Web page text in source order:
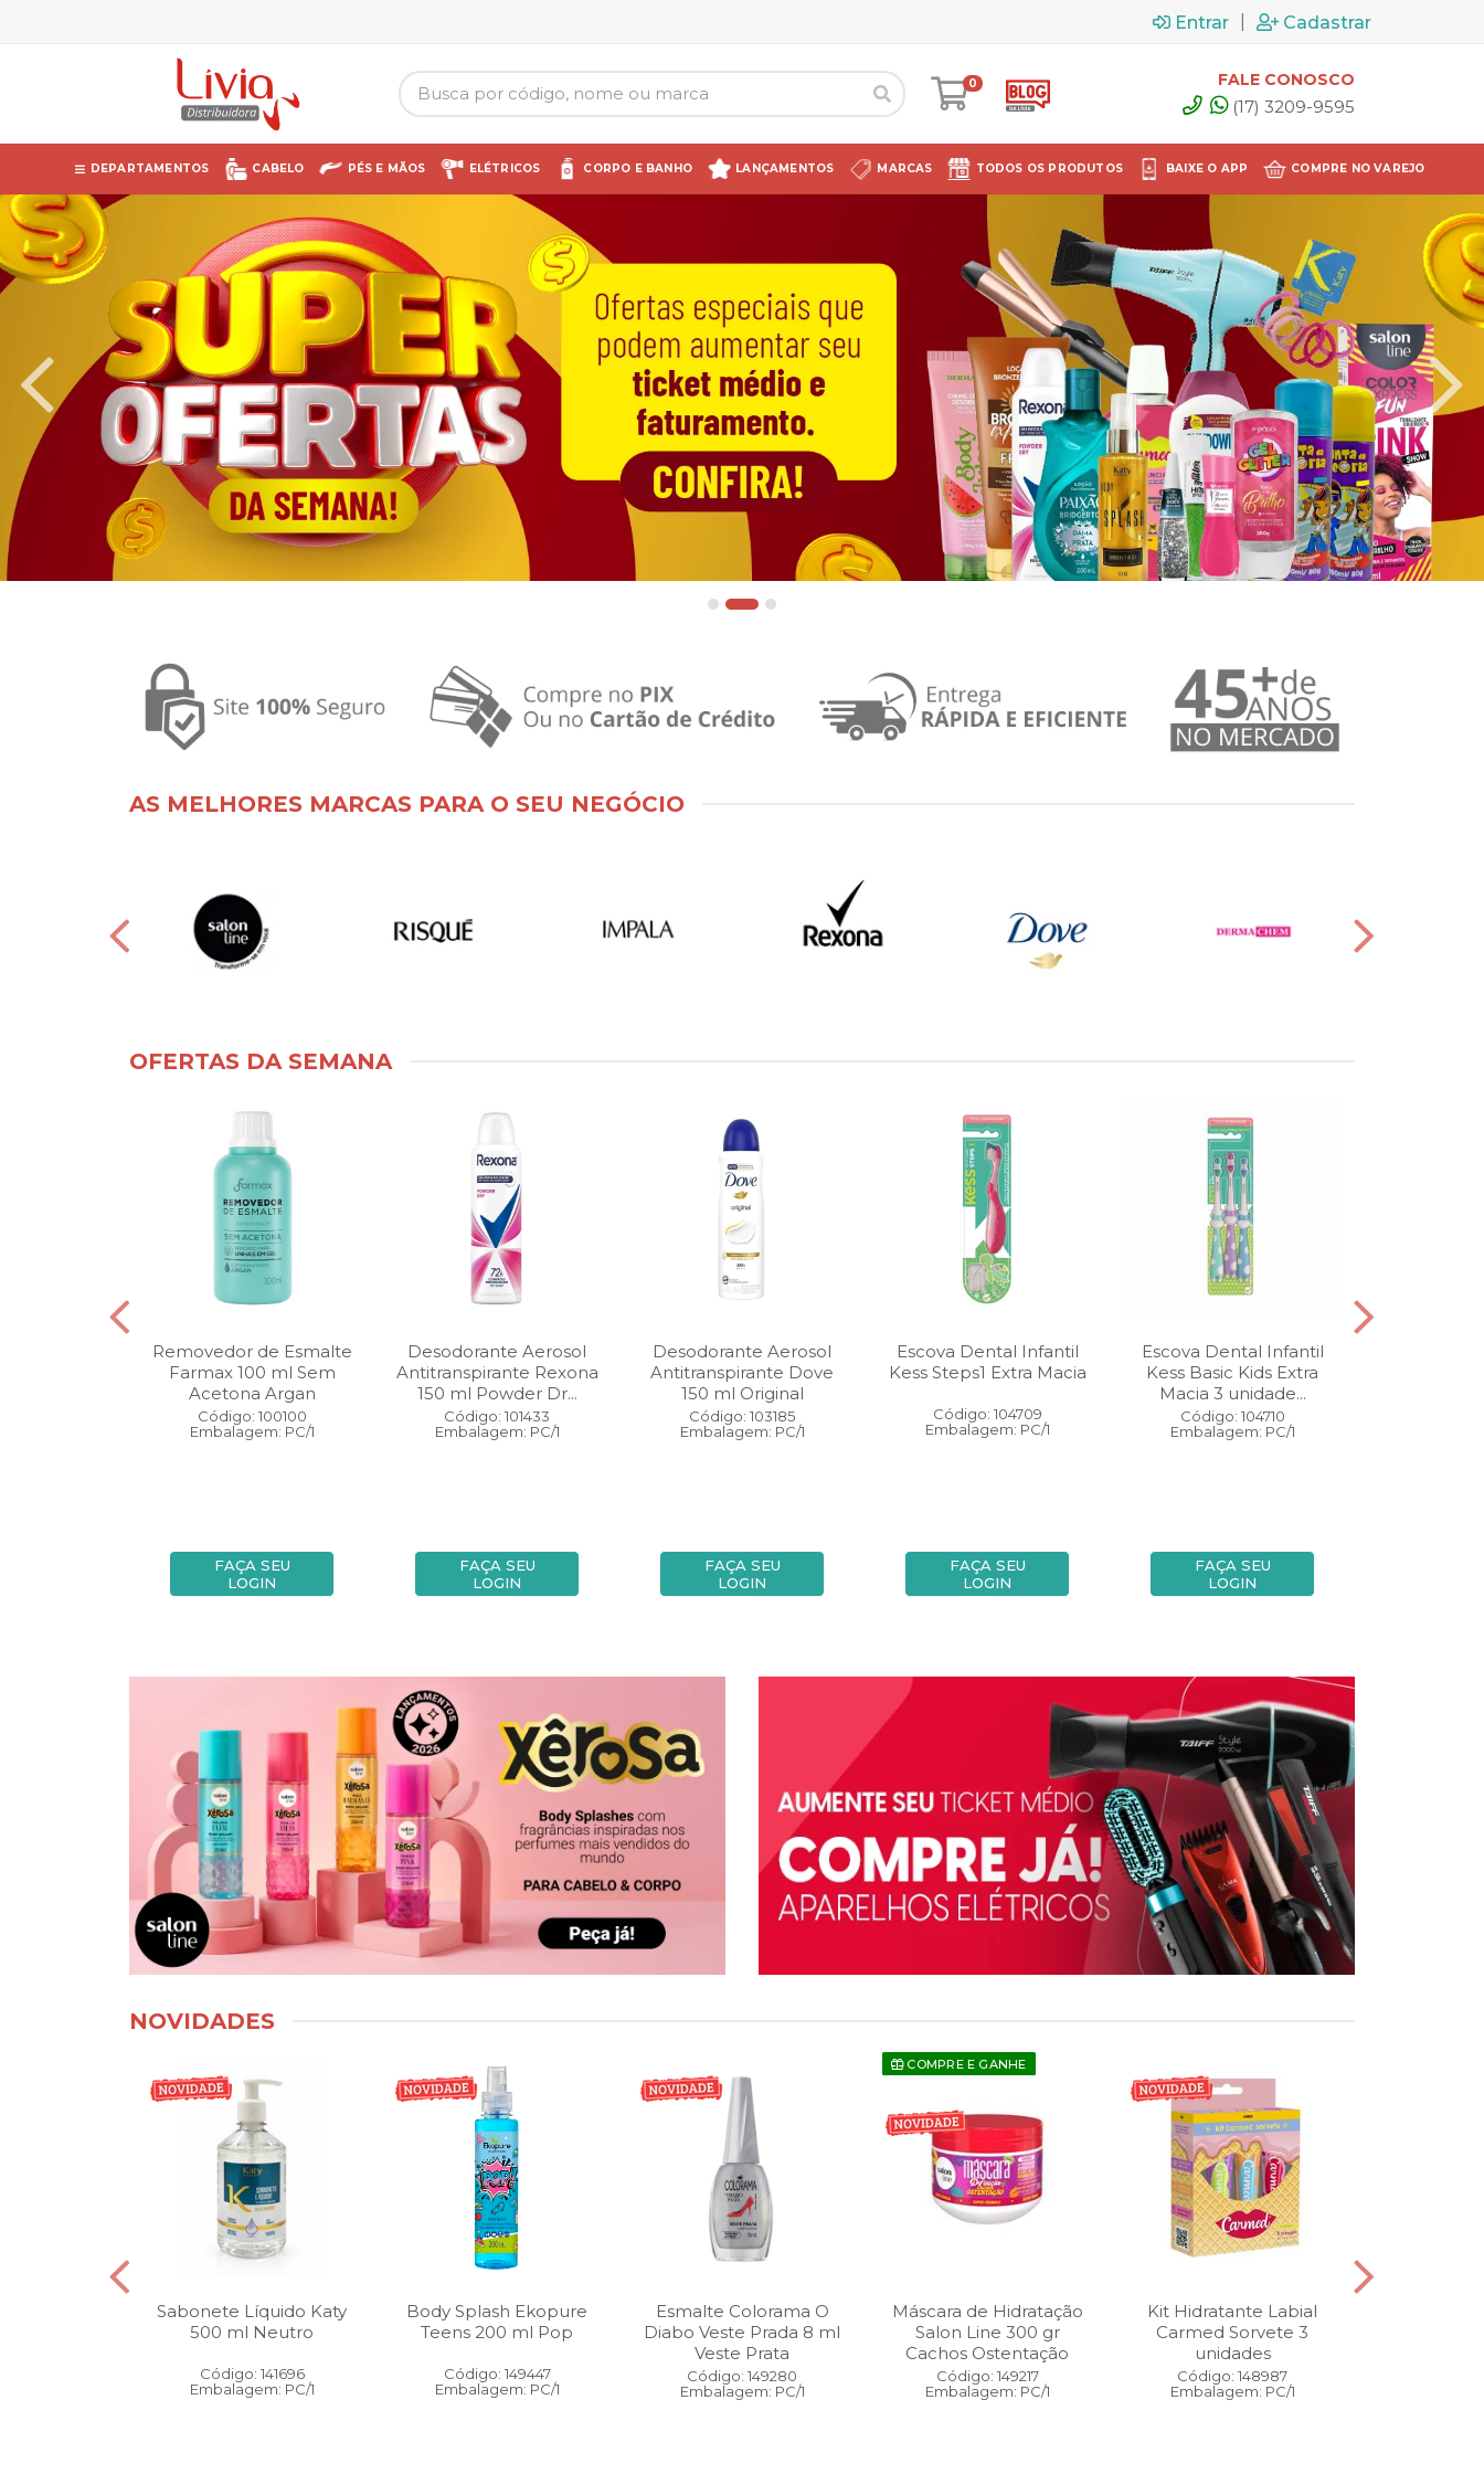
Entrar Cadastrar
0 FALE CONOSCO
(17) 3209-9595
DEPARTAMENTOS CABELO PÉS E MÃOS ELÉTRICOS CORPO E BANHO LANÇAMENTOS MARCAS TODOS OS PRODUTOS BAIXE O APP COMPRE NO VAREJO
AS MELHORES MARCAS PARA O SEU NEGÓCIO
OFERTAS DA SEMANA
Removedor de Esmalte
Farmax 100 ml Sem
Acetona Argan
Código: 100100
Embalagem: PC/1
FAÇA SEU
LOGIN
Desodorante Aerosol
Antitranspirante Rexona
150 ml Powder Dr...
Código: 101433
Embalagem: PC/1
FAÇA SEU
LOGIN
Desodorante Aerosol
Antitranspirante Dove
150 ml Original
Código: 103185
Embalagem: PC/1
FAÇA SEU
LOGIN
Escova Dental Infantil
Kess Steps1 Extra Macia
Código: 104709
Embalagem: PC/1
FAÇA SEU
LOGIN
Escova Dental Infantil
Kess Basic Kids Extra
Macia 3 unidade...
Código: 104710
Embalagem: PC/1
FAÇA SEU
LOGIN
NOVIDADES
Sabonete Líquido Katy
500 ml Neutro
Código: 141696
Embalagem: PC/1
Body Splash Ekopure
Teens 200 ml Pop
Código: 149447
Embalagem: PC/1
Esmalte Colorama O
Diabo Veste Prada 8 ml
Veste Prata
Código: 149280
Embalagem: PC/1
COMPRE E GANHE
Máscara de Hidratação
Salon Line 300 gr
Cachos Ostentação
Código: 149217
Embalagem: PC/1
Kit Hidratante Labial
Carmed Sorvete 3
unidades
Código: 148987
Embalagem: PC/1